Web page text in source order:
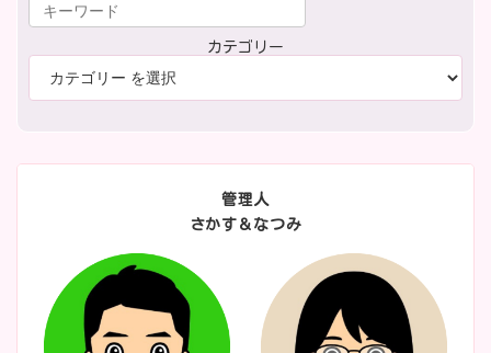
カテゴリー
管理人
さかす＆なつみ